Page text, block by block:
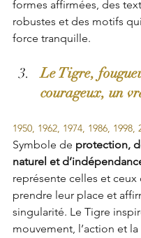
formes affirmées, des
robustes et des motifs
force tranquille.
Le Tigre,
courageux, un
1950, 1962, 1974, 1986, 1998,
Symbole de protection,
naturel et
représente celles et ceux
prendre leur place et
singularité. Le Tigre
mouvement, l’action et la